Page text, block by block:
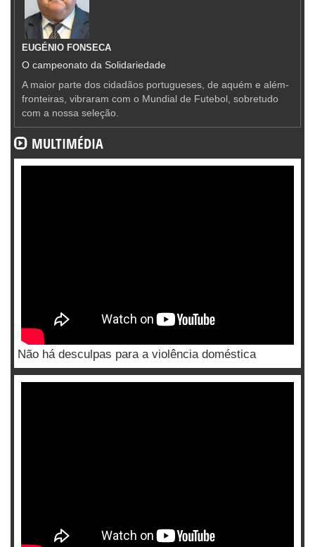
EUGÉNIO FONSECA
O campeonato da Solidariedade
A maior parte dos cidadãos portugueses, de aquém e além-
fronteiras, vibraram com o Mundial de Futebol, sobretudo
com a nossa seleção.
MULTIMÉDIA
Não há desculpas para a violência doméstica